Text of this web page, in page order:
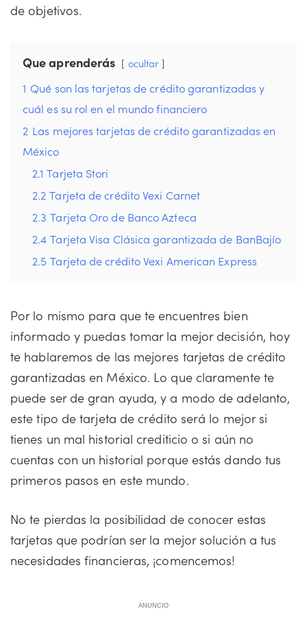
de objetivos.
Que aprenderás ocultar
1 Qué son las tarjetas de crédito garantizadas y
cuál es su rol en el mundo financiero
2 Las mejores tarjetas de crédito garantizadas en
México
2.1 Tarjeta Stori
2.2 Tarjeta de crédito Vexi Carnet
2.3 Tarjeta Oro de Banco Azteca
2.4 Tarjeta Visa Clásica garantizada de BanBajío
2.5 Tarjeta de crédito Vexi American Express
Por lo mismo para que te encuentres bien
informado y puedas tomar la mejor decisión, hoy
te hablaremos de las mejores tarjetas de crédito
garantizadas en México. Lo que claramente te
puede ser de gran ayuda, y a modo de adelanto,
este tipo de tarjeta de crédito será lo mejor si
tienes un mal historial crediticio o si aún no
cuentas con un historial porque estás dando tus
primeros pasos en este mundo.
No te pierdas la posibilidad de conocer estas
tarjetas que podrían ser la mejor solución a tus
necesidades financieras, ¡comencemos!
ANUNCIO